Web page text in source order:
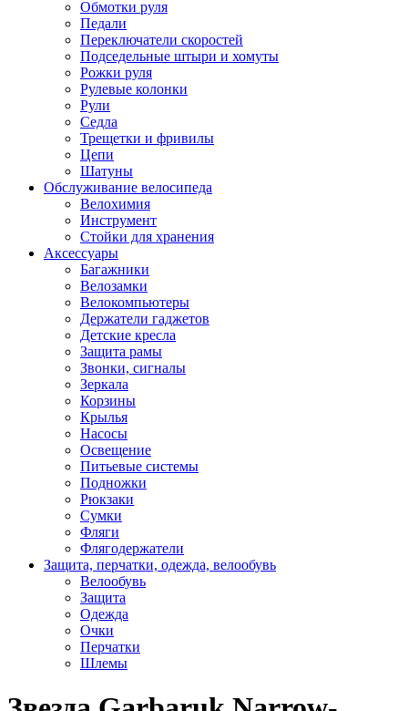
Обмотки руля
Педали
Переключатели скоростей
Подседельные штыри и хомуты
Рожки руля
Рулевые колонки
Рули
Седла
Трещетки и фривилы
Цепи
Шатуны
Обслуживание велосипеда
Велохимия
Инструмент
Стойки для хранения
Аксессуары
Багажники
Велозамки
Велокомпьютеры
Держатели гаджетов
Детские кресла
Защита рамы
Звонки, сигналы
Зеркала
Корзины
Крылья
Насосы
Освещение
Питьевые системы
Подножки
Рюкзаки
Сумки
Фляги
Флягодержатели
Защита, перчатки, одежда, велообувь
Велообувь
Защита
Одежда
Очки
Перчатки
Шлемы